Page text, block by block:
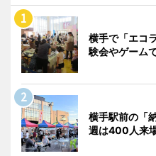
横手で「エコ
験会やゲーム
横手駅前の「
週は400人来